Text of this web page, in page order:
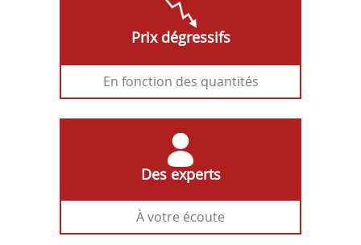
Prix dégressifs
En fonction des quantités
Des experts
À votre écoute